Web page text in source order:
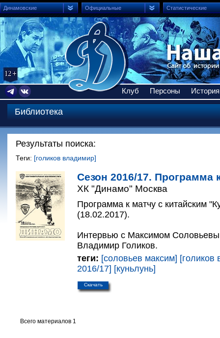
Динамовские Официальные Статистические
Клуб Персоны История
Библиотека
Результаты поиска:
Теги: [голиков владимир]
Сезон 2016/17. Программа
ХК "Динамо" Москва
Программа к матчу с китайским
(18.02.2017).
Интервью с Максимом
Владимир Голиков.
теги: [соловьев максим] [голиков
2016/17] [куньлунь]
Скачать
Всего материалов 1